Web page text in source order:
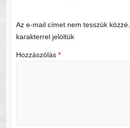
Az e-mail címet nem tesszük közzé.
karakterrel jelöltük
Hozzászólás *